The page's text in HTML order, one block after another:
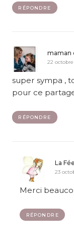
RÉPONDRE
maman
22 octobre
super sympa ,
pour ce
RÉPONDRE
La
23
Merci
RÉPONDRE